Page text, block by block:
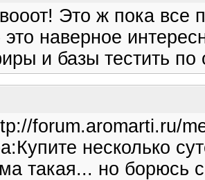
Это ж пока все
это наверное
и базы тестить по
forum.aromarti.ru/
несколько
такая... но борюсь